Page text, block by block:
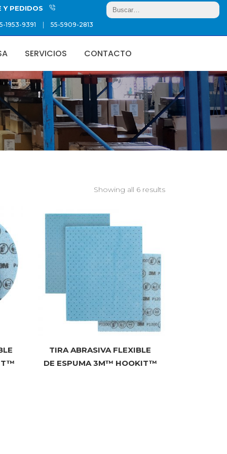
Y PEDIDOS
1953-9391 | 55-5909-2813
SERVICIOS CONTACTO
Showing all 6 results
TIRA ABRASIVA FLEXIBLE
DE ESPUMA 3M™ HOOKIT™